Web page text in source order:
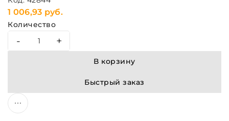
1 006,93 руб.
Количество
- +
В корзину
Быстрый заказ